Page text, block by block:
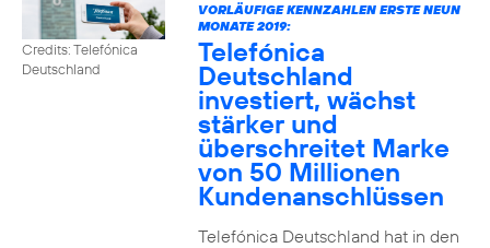
Credits: Telefónica
Deutschland
VORLÄUFIGE KENNZAHLEN ERSTE NEUN
MONATE 2019:
Telefónica
Deutschland
investiert, wächst
stärker und
überschreitet Marke
von 50 Millionen
Kundenanschlüssen
Telefónica Deutschland hat in den